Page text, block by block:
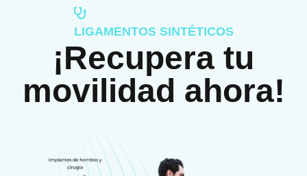
LIGAMENTOS SINTÉTICOS
¡Recupera tu
movilidad ahora!